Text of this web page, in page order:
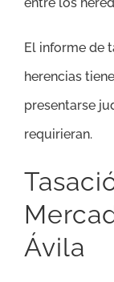
El informe de
herencias
presentarse
requirieran.
Ávila